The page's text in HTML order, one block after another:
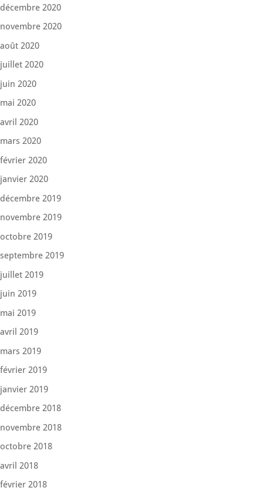
décembre 2020
novembre 2020
août 2020
juillet 2020
juin 2020
mai 2020
avril 2020
mars 2020
février 2020
janvier 2020
décembre 2019
novembre 2019
octobre 2019
septembre 2019
juillet 2019
juin 2019
mai 2019
avril 2019
mars 2019
février 2019
janvier 2019
décembre 2018
novembre 2018
octobre 2018
avril 2018
février 2018